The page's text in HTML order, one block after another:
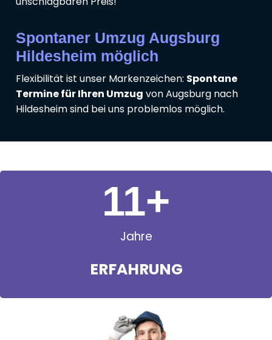
Spontaner Umzug Augsburg
Hildesheim möglich
Flexibilität ist unser Markenzeichen: Spontane
Termine für Ihren Umzug von Augsburg nach
Hildesheim sind bei uns problemlos möglich.
Jahre
ERFAHRUNG
11+